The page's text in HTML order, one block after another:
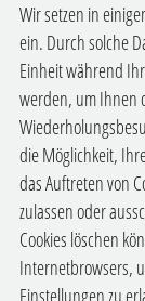
Wir setzen in
ein. Durch solche
Einheit während
werden, um Ihnen
die Möglichkeit,
das Auftreten von
zulassen oder
Cookies löschen
Internetbrowsers,